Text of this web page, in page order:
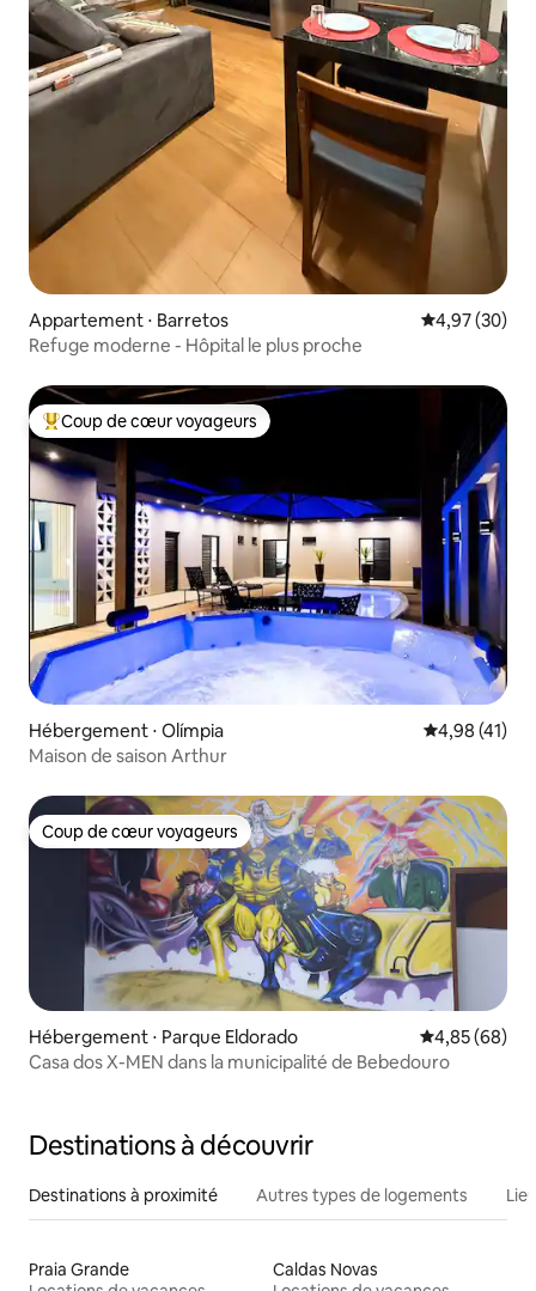
Appartement ⋅ Barretos Évaluation
4,97 (30)
Refuge moderne - Hôpital le plus proche
Coups de cœur voyageurs les plus appréciés
Coup de cœur voyageurs
Hébergement ⋅ Olímpia Évaluation
4,98 (41)
Maison de saison Arthur
Coup de cœur voyageurs
Coup de cœur voyageurs
Hébergement ⋅ Parque Eldorado Évaluation
4,85 (68)
Casa dos X-MEN dans la municipalité de Bebedouro
Destinations à découvrir
Destinations à proximité Autres types de logements
Praia Grande
Caldas Novas